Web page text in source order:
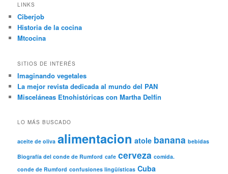
LINKS
Ciberjob
Historia de la cocina
Mtcocina
SITIOS DE INTERÉS
Imaginando vegetales
La mejor revista dedicada al mundo del PAN
Misceláneas Etnohistóricas con Martha Delfín
LO MÁS BUSCADO
aceite de oliva alimentacion atole banana bebidas
Biografía del conde de Rumford cafe cerveza comida.
conde de Rumford confusiones lingüísticas Cuba